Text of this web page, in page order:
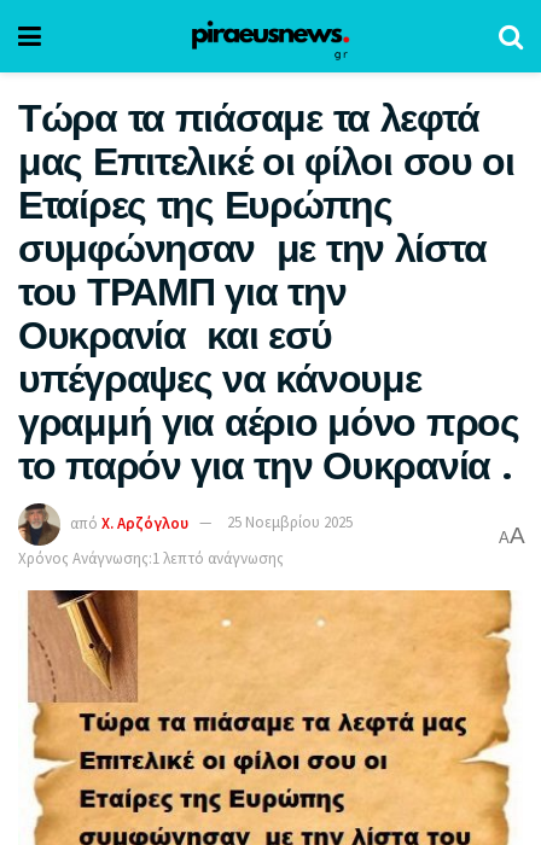
Τώρα τα πιάσαμε τα λεφτά
μας Επιτελικέ οι φίλοι σου οι
Εταίρες της Ευρώπης
συμφώνησαν με την λίστα
του ΤΡΑΜΠ για την
Ουκρανία και εσύ
υπέγραψες να κάνουμε
γραμμή για αέριο μόνο προς
το παρόν για την Ουκρανία .
από Χ. Αρζόγλου
25 Νοεμβρίου 2025
Χρόνος Ανάγνωσης:1 λεπτό ανάγνωσης
AA